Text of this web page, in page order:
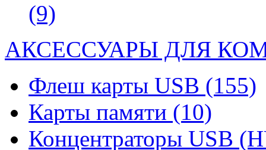
(9)
АКСЕССУАРЫ ДЛЯ
Флеш карты USB (155)
Карты памяти (10)
Концентраторы USB